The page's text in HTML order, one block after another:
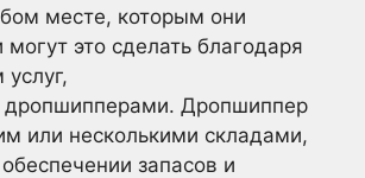
месте, которым они
это сделать благодаря
Дропшиппер
или несколькими складами,
запасов и